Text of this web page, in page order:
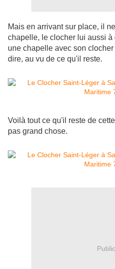
Mais en arrivant sur place, il
chapelle, le clocher lui aussi
une chapelle avec son
dire, au vu de ce qu'il reste.
Voilà tout ce qu'il reste de
pas grand chose.